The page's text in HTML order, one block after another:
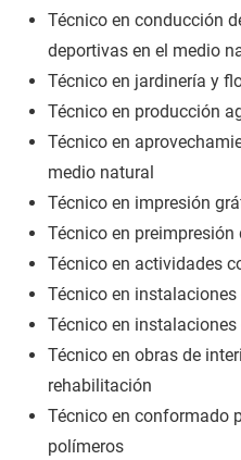
Técnico en conducción
deportivas en el medio
Técnico en jardinería y
Técnico en producción
Técnico en
medio natural
Técnico en impresión
Técnico en preimpresión
Técnico en actividades
Técnico en
Técnico en
Técnico en obras de
rehabilitación
Técnico en conformado
polímeros